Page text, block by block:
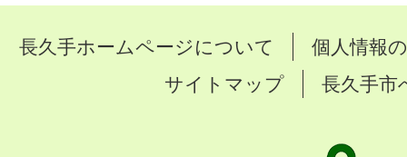
長久手ホームページについて
個人情報
サイトマップ
長久手市